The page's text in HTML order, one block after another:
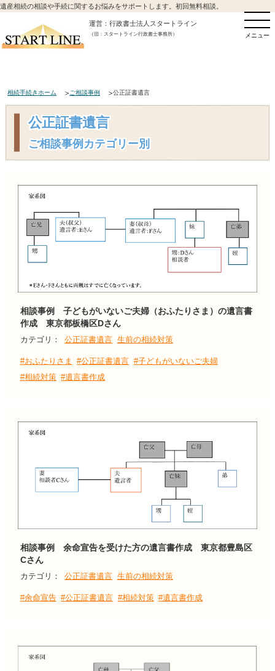
遺産相続の相談や手続に関するお悩みをサポートします。初回無料相談。
運営：行政書士法人スタートライン
（旧：スタートライン行政書士事務所） メニュー
相続手続きホーム ご相談事例 公正証書遺言
公正証書遺言
ご相談事例カテゴリー別
相談事例 子どもがいないご夫婦（おふたりさま）の遺言書
作成 東京都板橋区Dさん
カテゴリ： 公正証書遺言 生前の相続対策
#おふたりさま #公正証書遺言 #子どもがいないご夫婦
#相続対策 #遺言書作成
相談事例 余命宣告を受けた方の遺言書作成 東京都豊島区
Cさん
カテゴリ： 公正証書遺言 生前の相続対策
#余命宣告 #公正証書遺言 #相続対策 #遺言書作成